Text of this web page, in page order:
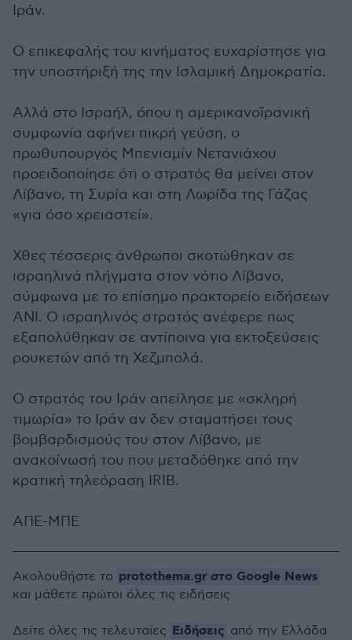
Ιράν.
Ο επικεφαλής του κινήματος ευχαρίστησε για
την υποστήριξή της την Ισλαμική Δημοκρατία.
Αλλά στο Ισραήλ, όπου η αμερικανοϊρανική
συμφωνία αφήνει πικρή γεύση, ο
πρωθυπουργός Μπενιαμίν Νετανιάχου
προειδοποίησε ότι ο στρατός θα μείνει στον
Λίβανο, τη Συρία και στη Λωρίδα της Γάζας
«για όσο χρειαστεί».
Χθες τέσσερις άνθρωποι σκοτώθηκαν σε
ισραηλινά πλήγματα στον νότιο Λίβανο,
σύμφωνα με το επίσημο πρακτορείο ειδήσεων
ANI. Ο ισραηλινός στρατός ανέφερε πως
εξαπολύθηκαν σε αντίποινα για εκτοξεύσεις
ρουκετών από τη Χεζμπολά.
Ο στρατός του Ιράν απείλησε με «σκληρή
τιμωρία» το Ιράν αν δεν σταματήσει τους
βομβαρδισμούς του στον Λίβανο, με
ανακοίνωσή του που μεταδόθηκε από την
κρατική τηλεόραση IRIB.
ΑΠΕ-ΜΠΕ
Ακολουθήστε το protothema.gr στο Google News
και μάθετε πρώτοι όλες τις ειδήσεις
Δείτε όλες τις τελευταίες Ειδήσεις από την Ελλάδα